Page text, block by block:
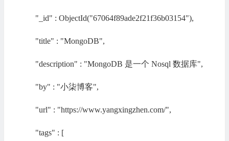
"_id" : ObjectId("67064f89ade2f21f36b03154"),
"title" : "MongoDB",
"description" : "MongoDB 是一个 Nosql 数据库",
"by" : "小柒博客",
"url" : "https://www.yangxingzhen.com/",
"tags" : [